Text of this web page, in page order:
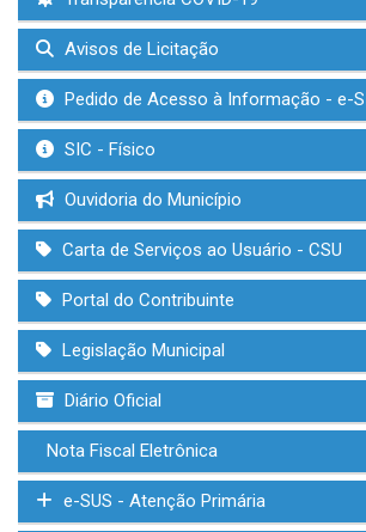
Avisos de Licitação
Pedido de Acesso à Informação - e-
SIC - Físico
Ouvidoria do Município
Carta de Serviços ao Usuário - CSU
Portal do Contribuinte
Legislação Municipal
Diário Oficial
Nota Fiscal Eletrônica
e-SUS - Atenção Primária